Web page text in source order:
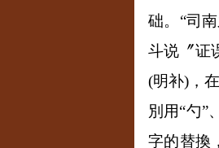
础。“司
斗说〞证
(明补) ，
別用“勺”
字的替換